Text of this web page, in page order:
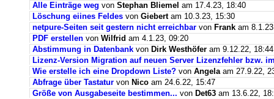
Alle Einträge weg von Stephan Bliemel am 17.4.23, 18:40
Löschung eiines Feldes von Giebertam 10.3.23, 15:30
netpure-Seiten seit gestern nicht erreichbar von Frank am
PDF erstellen von Wilfrid am 4.1.23, 09:20
Abstimmung in Datenbank von Dirk Westhöfer am 9.12.22, 18:44
Lizenz-Version Migration auf neuen Server Lizenzfehler bzw.
Wie erstelle ich eine Dropdown Liste? von Angela am 27.9.22,
Abfrage über Tastatur von Nico am 24.6.22, 15:47
Größe von Ausgabeseite bestimmen... von Det63 am 13.6.22,